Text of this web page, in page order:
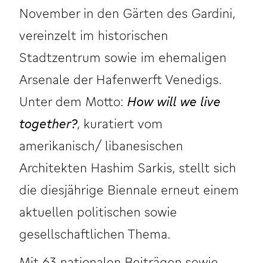
November in den Gärten des Gardini,
vereinzelt im historischen
Stadtzentrum sowie im ehemaligen
Arsenale der Hafenwerft Venedigs.
Unter dem Motto: How will we live
together?, kuratiert vom
amerikanisch/ libanesischen
Architekten Hashim Sarkis, stellt sich
die diesjährige Biennale erneut einem
aktuellen politischen sowie
gesellschaftlichen Thema.